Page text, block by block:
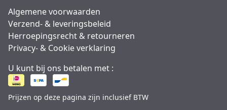
Algemene voorwaarden
Verzend- & leveringsbeleid
Herroepingsrecht & retourneren
Privacy- & Cookie verklaring
U kunt bij ons betalen met :
Prijzen op deze pagina zijn inclusief BTW